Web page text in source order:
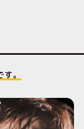
。